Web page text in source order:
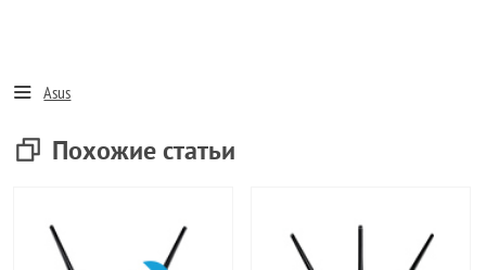
Asus
Похожие статьи